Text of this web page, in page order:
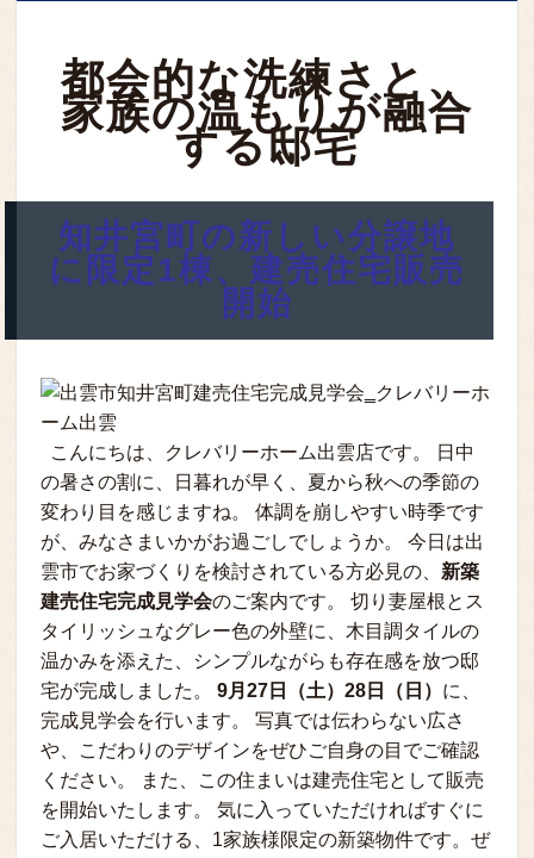
都会的な洗練さと、
家族の温もりが融合
する邸宅
知井宮町の新しい分譲地
に限定1棟、建売住宅販売
開始
こんにちは、クレバリーホーム出雲店です。 日中
の暑さの割に、日暮れが早く、夏から秋への季節の
変わり目を感じますね。 体調を崩しやすい時季です
が、みなさまいかがお過ごしでしょうか。 今日は出
雲市でお家づくりを検討されている方必見の、 新築
建売住宅完成見学会のご案内です。 切り妻屋根とス
タイリッシュなグレー色の外壁に、木目調タイルの
温かみを添えた、シンプルながらも存在感を放つ邸
宅が完成しました。9月27日（土）28日（日） に、
完成見学会を行います。 写真では伝わらない広さ
や、こだわりのデザインをぜひご自身の目でご確認
ください。 また、この住まいは建売住宅として販売
を開始いたします。 気に入っていただければすぐに
ご入居いただける、1家族様限定の新築物件です。ぜ